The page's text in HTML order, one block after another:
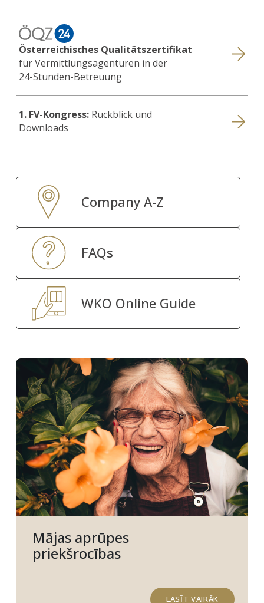
Österreichisches Qualitätszertifikat
für Vermittlungsagenturen in der
24-Stunden-Betreuung
1. FV-Kongress: Rückblick und
Downloads
Company A-Z
FAQs
WKO Online Guide
Mājas aprūpes
priekšrocības
LASĪT VAIRĀK